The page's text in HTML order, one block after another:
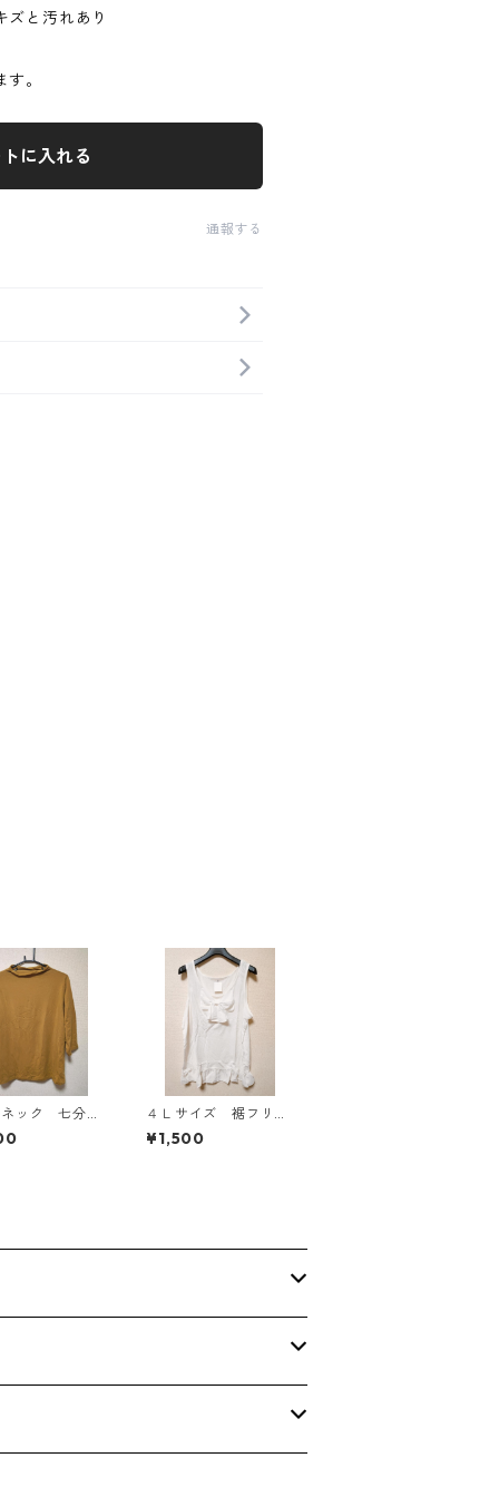
ズと汚れあり
。
に入れる
通報する
ック 七分袖
ソー ４Ｌ マ
ド KAE-4816
４Ｌサイズ 裾フリ
ル リボン付きタンク
トップ オフホワイ
¥1,500